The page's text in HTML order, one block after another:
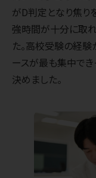
がD判定となり焦り
強時間が十分に取
た。高校受験の経
ースが最も集中で
決めました。